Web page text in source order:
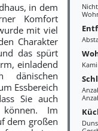
in dem
Komfort
mit viel
Charakter
das spürt
einladend
Essbereich
Sie auch
Im
dem großen